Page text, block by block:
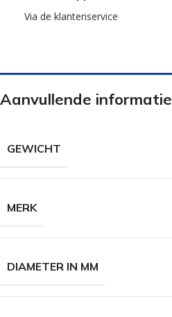
Via de klantenservice
Aanvullende informatie
GEWICHT
MERK
DIAMETER IN MM